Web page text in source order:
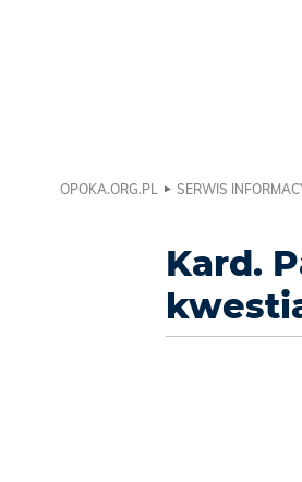
OPOKA.ORG.PL SERWIS
Kard.